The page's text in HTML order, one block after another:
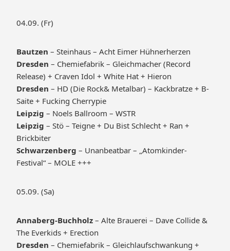
04.09. (Fr)
Bautzen – Steinhaus – Acht Eimer Hühnerherzen
Dresden – Chemiefabrik – Gleichmacher (Record
Release) + Craven Idol + White Hat + Hieron
Dresden – HD (Die Rock& Metalbar) – Kackbratze + B-
Saite + Fucking Cherrypie
Leipzig – Noels Ballroom – WSTR
Leipzig – Stö – Teigne + Du Bist Schlecht + Ran +
Brickbiter
Schwarzenberg – Unanbeatbar – „Atomkinder-
Festival“ – MOLE +++
05.09. (Sa)
Annaberg-Buchholz – Alte Brauerei – Dave Collide &
The Everkids + Erection
Dresden – Chemiefabrik – Gleichlaufschwankung +